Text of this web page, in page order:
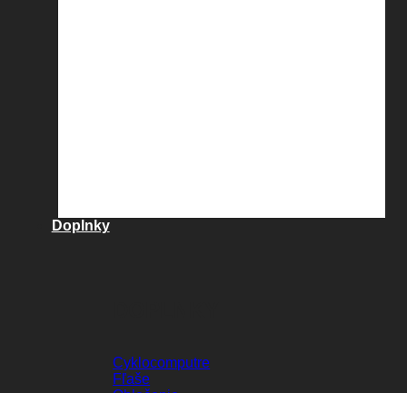
Doplnky
Cyklocomputre
Fľaše